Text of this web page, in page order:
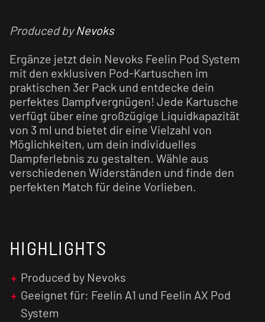
Produced byNevoks
Ergänze jetzt dein Nevoks Feelin Pod System
mit den exklusiven Pod-Kartuschen im
praktischen 3er Pack und entdecke dein
perfektes Dampfvergnügen! Jede Kartusche
verfügt über eine großzügige Liquidkapazität
von 3 ml und bietet dir eine Vielzahl von
Möglichkeiten, um dein individuelles
Dampferlebnis zu gestalten. Wähle aus
verschiedenen Widerständen und finde den
perfekten Match für deine Vorlieben.
HIGHLIGHTS
Produced by Nevoks
Geeignet für: Feelin A1 und Feelin AX Pod
System